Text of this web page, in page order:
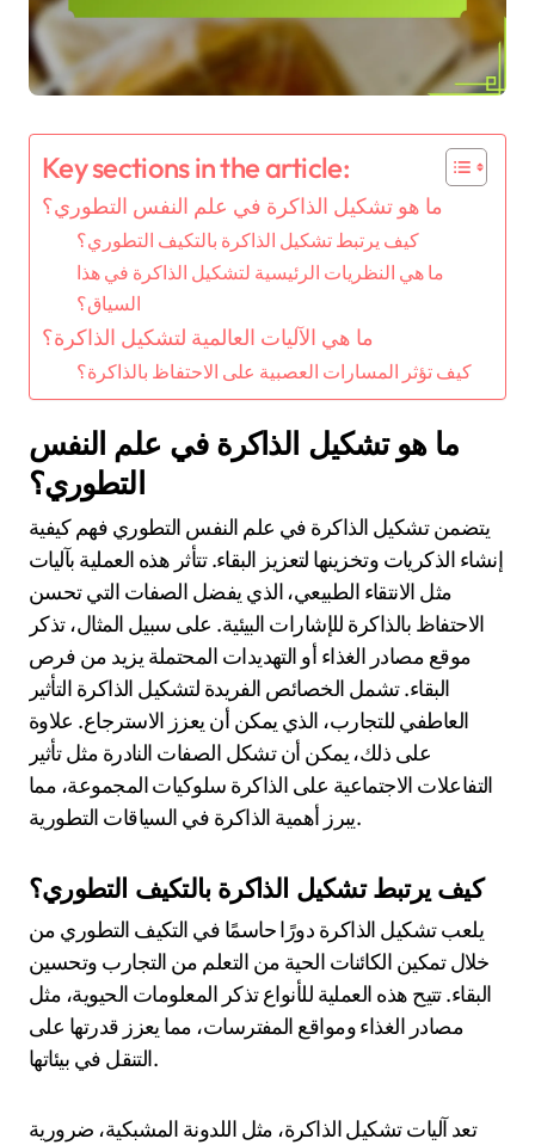
Key sections in the article:
ما هو تشكيل الذاكرة في علم النفس التطوري؟
كيف يرتبط تشكيل الذاكرة بالتكيف التطوري؟
ما هي النظريات الرئيسية لتشكيل الذاكرة في هذا
السياق؟
ما هي الآليات العالمية لتشكيل الذاكرة؟
كيف تؤثر المسارات العصبية على الاحتفاظ بالذاكرة؟
ما هو تشكيل الذاكرة في علم النفس
التطوري؟
يتضمن تشكيل الذاكرة في علم النفس التطوري فهم كيفية
إنشاء الذكريات وتخزينها لتعزيز البقاء. تتأثر هذه العملية بآليات
مثل الانتقاء الطبيعي، الذي يفضل الصفات التي تحسن
الاحتفاظ بالذاكرة للإشارات البيئية. على سبيل المثال، تذكر
موقع مصادر الغذاء أو التهديدات المحتملة يزيد من فرص
البقاء. تشمل الخصائص الفريدة لتشكيل الذاكرة التأثير
العاطفي للتجارب، الذي يمكن أن يعزز الاسترجاع. علاوة
على ذلك، يمكن أن تشكل الصفات النادرة مثل تأثير
التفاعلات الاجتماعية على الذاكرة سلوكيات المجموعة، مما
يبرز أهمية الذاكرة في السياقات التطورية.
كيف يرتبط تشكيل الذاكرة بالتكيف التطوري؟
يلعب تشكيل الذاكرة دورًا حاسمًا في التكيف التطوري من
خلال تمكين الكائنات الحية من التعلم من التجارب وتحسين
البقاء. تتيح هذه العملية للأنواع تذكر المعلومات الحيوية، مثل
مصادر الغذاء ومواقع المفترسات، مما يعزز قدرتها على
التنقل في بيئاتها.
تعد آليات تشكيل الذاكرة، مثل اللدونة المشبكية، ضرورية